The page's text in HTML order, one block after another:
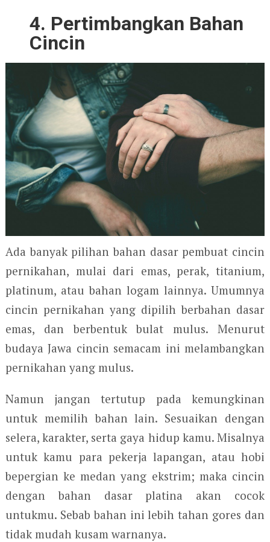
4. Pertimbangkan Bahan
Cincin
Ada banyak pilihan bahan dasar pembuat cincin
pernikahan, mulai dari emas, perak, titanium,
platinum, atau bahan logam lainnya. Umumnya
cincin pernikahan yang dipilih berbahan dasar
emas, dan berbentuk bulat mulus. Menurut
budaya Jawa cincin semacam ini melambangkan
pernikahan yang mulus.
Namun jangan tertutup pada kemungkinan
untuk memilih bahan lain. Sesuaikan dengan
selera, karakter, serta gaya hidup kamu. Misalnya
untuk kamu para pekerja lapangan, atau hobi
bepergian ke medan yang ekstrim; maka cincin
dengan bahan dasar platina akan cocok
untukmu. Sebab bahan ini lebih tahan gores dan
tidak mudah kusam warnanya.